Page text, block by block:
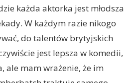
każda aktorka jest młodsza
W każdym razie nikogo
do talentów brytyjskich
jest lepsza w komedii,
ale mam wrażenie, że im